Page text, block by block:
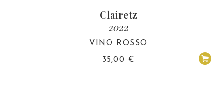
Clairetz
2022
VINO ROSSO
35,00€